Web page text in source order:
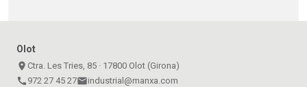
Olot
place Ctra. Les Tries, 85 · 17800 Olot (Girona)
call 972 27 45 27emailindustrial@manxa.com